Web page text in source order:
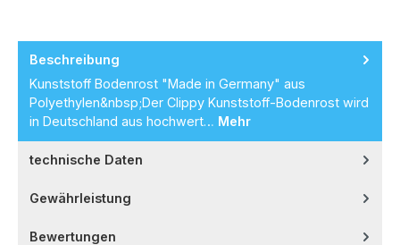
Beschreibung
Kunststoff Bodenrost "Made in Germany" aus
Polyethylen&nbsp;Der Clippy Kunststoff-Bodenrost wird
in Deutschland aus hochwert… Mehr
technische Daten
Gewährleistung
Bewertungen